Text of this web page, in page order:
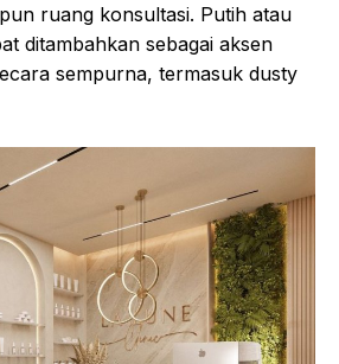
ruang konsultasi. Putih atau
ditambahkan sebagai aksen
sempurna, termasuk dusty